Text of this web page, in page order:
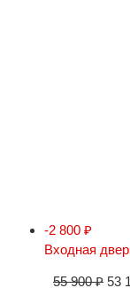
-2 800 ₽
Входная
55 900₽ 53